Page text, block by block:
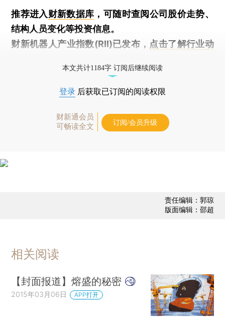
推荐进入财新数据库 ，可随时查阅公司股价走势、
结构人员变化等投资信息。
财新机器人产业指数(RII)已发布， 点击了解行业动
本文共计1184字 订阅后继续阅读
登录 后获取已订阅的阅读权限
财新通会员
可畅读全文
订阅/会员升级
责任编辑：郭琼
版面编辑：邵超
相关阅读
【封面报道】熔盛的秘密
2015年03月06日 APP打开